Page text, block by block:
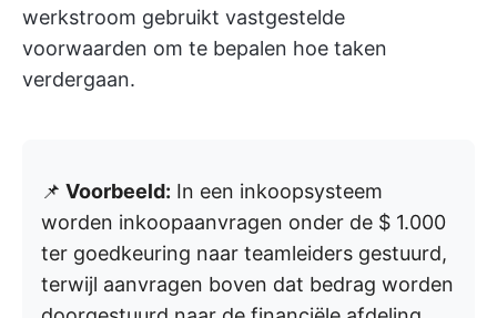
werkstroom gebruikt vastgestelde
voorwaarden om te bepalen hoe taken
verdergaan.
📌 Voorbeeld: In een inkoopsysteem
worden inkoopaanvragen onder de $ 1.000
ter goedkeuring naar teamleiders gestuurd,
terwijl aanvragen boven dat bedrag worden